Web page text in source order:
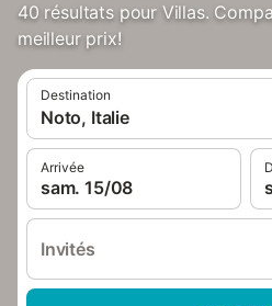
40 résultats pour Villas.
meilleur prix!
Destination
Noto, Italie
Arrivée
sam. 15/08
Invités